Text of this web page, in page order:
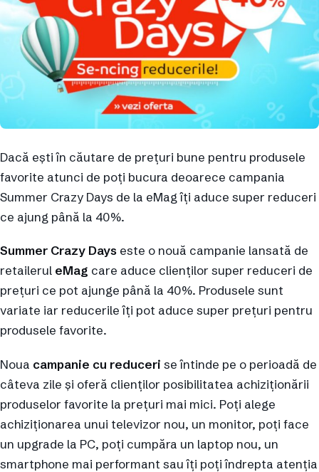
Dacă ești în căutare de prețuri bune pentru produsele
favorite atunci de poți bucura deoarece campania
Summer Crazy Days de la eMag îți aduce super reduceri
ce ajung până la 40%.
Summer Crazy Days este o nouă campanie lansată de
retailerul eMag care aduce clienților super reduceri de
prețuri ce pot ajunge până la 40%. Produsele sunt
variate iar reducerile îți pot aduce super prețuri pentru
produsele favorite.
Noua campanie cu reduceri se întinde pe o perioadă de
câteva zile și oferă clienților posibilitatea achiziționării
produselor favorite la prețuri mai mici. Poți alege
achiziționarea unui televizor nou, un monitor, poți face
un upgrade la PC, poți cumpăra un laptop nou, un
smartphone mai performant sau îți poți îndrepta atenția